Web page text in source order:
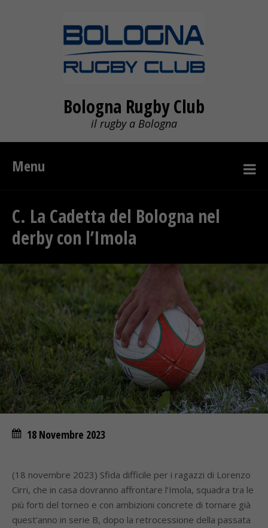
Bologna Rugby Club
il rugby a Bologna
Menu
C. La Cadetta del Bologna nel
derby con l’Imola
18 Novembre 2023
(18 novembre 2023) Sfida difficile per i ragazzi di Lorenzo
Cirri, che in casa dovranno affrontare l’Imola, squadra tra le
più forti del torneo e con ambizioni concrete di tornare già
quest’anno in serie B, dopo la retrocessione della passata